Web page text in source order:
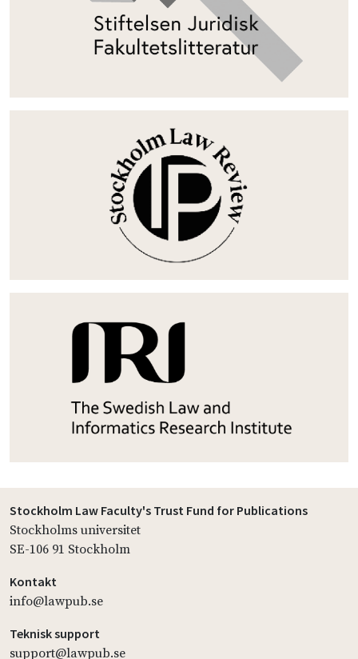
Stockholm Law Faculty's Trust Fund for Publications
Stockholms universitet
SE-106 91 Stockholm
Kontakt
info@lawpub.se
Teknisk support
support@lawpub.se